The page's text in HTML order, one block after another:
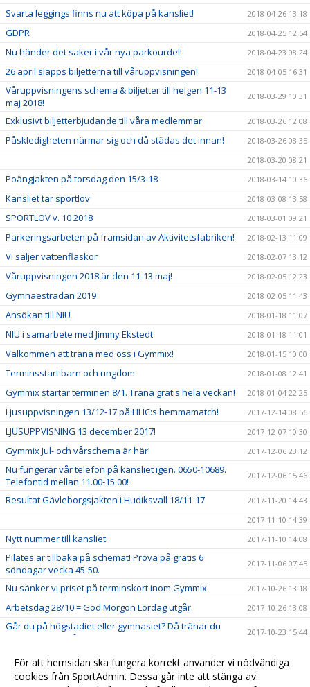
Svarta leggings finns nu att köpa på kansliet! 2018-04-26 13:18
GDPR 2018-04-25 12:54
Nu händer det saker i vår nya parkourdel! 2018-04-23 08:24
26 april släpps biljetterna till våruppvisningen! 2018-04-05 16:31
Våruppvisningens schema & biljetter till helgen 11-13
maj 2018!
2018-03-29 10:31
Exklusivt biljetterbjudande till våra medlemmar 2018-03-26 12:08
Påskledigheten närmar sig och då städas det innan!
2018-03-26 08:35
2018-03-20 08:21
Poängjakten på torsdag den 15/3-18 2018-03-14 10:36
Kansliet tar sportlov 2018-03-08 13:58
SPORTLOV v. 10 2018 2018-03-01 09:21
Parkeringsarbeten på framsidan av Aktivitetsfabriken! 2018-02-13 11:09
Vi säljer vattenflaskor 2018-02-07 13:12
Våruppvisningen 2018 är den 11-13 maj! 2018-02-05 12:23
Gymnaestradan 2019 2018-02-05 11:43
Ansökan till NIU 2018-01-18 11:07
NIU i samarbete med Jimmy Ekstedt 2018-01-18 11:01
Välkommen att träna med oss i Gymmix! 2018-01-15 10:00
Terminsstart barn och ungdom 2018-01-08 12:41
Gymmix startar terminen 8/1. Träna gratis hela veckan! 2018-01-04 22:25
Ljusuppvisningen 13/12-17 på HHC:s hemmamatch! 2017-12-14 08:56
LJUSUPPVISNING 13 december 2017! 2017-12-07 10:30
Gymmix Jul- och vårschema är här! 2017-12-06 23:12
Nu fungerar vår telefon på kansliet igen. 0650-10689.
Telefontid mellan 11.00-15.00!
2017-12-06 15:46
Resultat Gävleborgsjakten i Hudiksvall 18/11-17
2017-11-20 14:43
2017-11-10 14:39
Nytt nummer till kansliet 2017-11-10 14:08
Pilates är tillbaka på schemat! Prova på gratis 6
söndagar vecka 45-50.
2017-11-06 07:45
Nu sänker vi priset på terminskort inom Gymmix 2017-10-26 13:18
Arbetsdag 28/10 = God Morgon Lördag utgår 2017-10-26 13:08
Går du på högstadiet eller gymnasiet? Då tränar du
gratis hos oss på höstlovet. Välkommen!
2017-10-23 15:44
Familjevecka måndag-torsdag vecka 43 2017-10-12 14:15
Välkommen till Hudikgympans nya hemsida 2017-09-06 15:01
För att hemsidan ska fungera korrekt använder vi nödvändiga
cookies från SportAdmin. Dessa går inte att stänga av.